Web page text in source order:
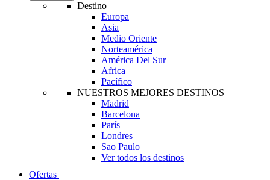
Destino
Europa
Asia
Medio Oriente
Norteamérica
América Del Sur
Africa
Pacífico
NUESTROS MEJORES DESTINOS
Madrid
Barcelona
París
Londres
Sao Paulo
Ver todos los destinos
Ofertas